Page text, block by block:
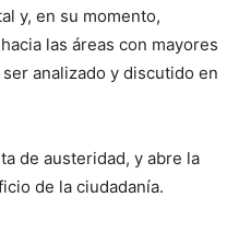
y, en su momento,
las áreas con mayores
analizado y discutido en
de austeridad, y abre la
de la ciudadanía.